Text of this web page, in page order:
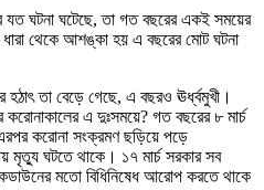
যত ঘটনা ঘটেছে, তা গত বছরের একই সময়ের
থেকে আশঙ্কা হয় এ বছরের মোট ঘটনা
তা বেড়ে গেছে, এ বছরও ঊর্ধ্বমুখী।
এ দুঃসময়ে? গত বছরের ৮ মার্চ
করোনা সংক্রমণ ছড়িয়ে পড়ে
ঘটতে থাকে। ১৭ মার্চ সরকার সব
মতো বিধিনিষেধ আরোপ করতে থাকে